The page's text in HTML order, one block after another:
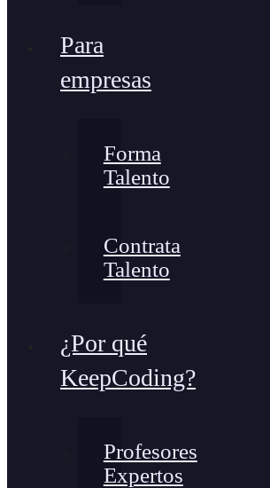
Para
empresas
Forma
Talento
Contrata
Talento
¿Por qué
KeepCoding?
Profesores
Expertos